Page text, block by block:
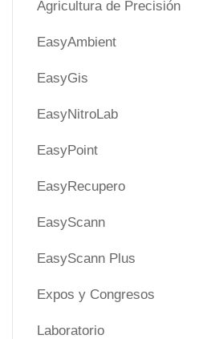
Agricultura de Precisión
EasyAmbient
EasyGis
EasyNitroLab
EasyPoint
EasyRecupero
EasyScann
EasyScann Plus
Expos y Congresos
Laboratorio